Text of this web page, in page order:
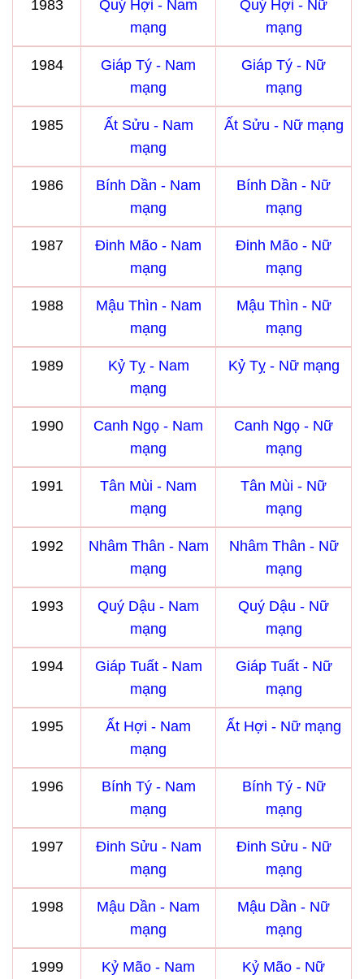
1983
Quý Hợi - Nam
mạng
Quý Hợi - Nữ
mạng
1984
Giáp Tý - Nam
mạng
Giáp Tý - Nữ
mạng
1985
Ất Sửu - Nam
mạng
Ất Sửu - Nữ mạng
1986
Bính Dần - Nam
mạng
Bính Dần - Nữ
mạng
1987
Đinh Mão - Nam
mạng
Đinh Mão - Nữ
mạng
1988
Mậu Thìn - Nam
mạng
Mậu Thìn - Nữ
mạng
1989
Kỷ Tỵ - Nam
mạng
Kỷ Tỵ - Nữ mạng
1990
Canh Ngọ - Nam
mạng
Canh Ngọ - Nữ
mạng
1991
Tân Mùi - Nam
mạng
Tân Mùi - Nữ
mạng
1992
Nhâm Thân - Nam
mạng
Nhâm Thân - Nữ
mạng
1993
Quý Dậu - Nam
mạng
Quý Dậu - Nữ
mạng
1994
Giáp Tuất - Nam
mạng
Giáp Tuất - Nữ
mạng
1995
Ất Hợi - Nam
mạng
Ất Hợi - Nữ mạng
1996
Bính Tý - Nam
mạng
Bính Tý - Nữ
mạng
1997
Đinh Sửu - Nam
mạng
Đinh Sửu - Nữ
mạng
1998
Mậu Dần - Nam
mạng
Mậu Dần - Nữ
mạng
1999
Kỷ Mão - Nam
Kỷ Mão - Nữ